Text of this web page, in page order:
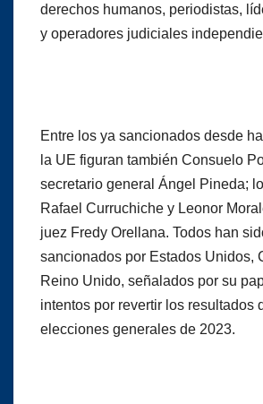
derechos humanos, periodistas,
y operadores judiciales
Entre los ya sancionados desde
la UE figuran también Consuelo
secretario general Ángel Pineda;
Rafael Curruchiche y Leonor
juez Fredy Orellana. Todos han
sancionados por Estados Unidos,
Reino Unido, señalados por su
intentos por revertir los resultados
elecciones generales de 2023.